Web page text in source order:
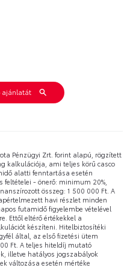
ajánlatát
Pénzügyi Zrt. forint alapú, rögzített
kalkulációja, ami teljes körű casco
alatti fenntartása esetén
feltételei - önerő: minimum 20%,
összeg: 1 500 000 Ft. A
havi részlet minden
futamidő figyelembe vételével
Ettől eltérő értékekkel a
készíteni. Hitelbiztosítéki
által, az első fizetési ütem
Ft. A teljes hiteldíj mutató
illetve hatályos jogszabályok
változása esetén mértéke